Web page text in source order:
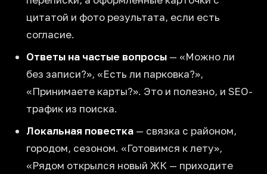
цитатой и фото результата, если есть
согласие.
Ответы на частые вопросы — «Можно ли
без записи?», «Есть ли парковка?»,
«Принимаете карты?». Это и полезно, и SEO-
трафик из поиска.
Локальная повестка — связка с районом,
городом, сезоном. «Готовимся к лету»,
«Рядом открылся новый ЖК — приходите